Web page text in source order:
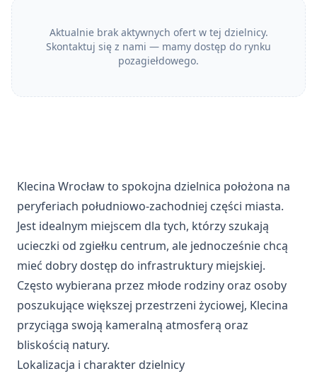
Aktualnie brak aktywnych ofert w tej dzielnicy.
Skontaktuj się z nami — mamy dostęp do rynku
pozagiełdowego.
Klecina Wrocław to spokojna dzielnica położona na
peryferiach południowo-zachodniej części miasta.
Jest idealnym miejscem dla tych, którzy szukają
ucieczki od zgiełku centrum, ale jednocześnie chcą
mieć dobry dostęp do infrastruktury miejskiej.
Często wybierana przez młode rodziny oraz osoby
poszukujące większej przestrzeni życiowej, Klecina
przyciąga swoją kameralną atmosferą oraz
bliskością natury.
Lokalizacja i charakter dzielnicy